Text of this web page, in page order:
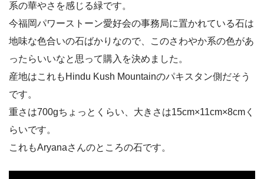
系の華やさを感じる緑です。
今福岡パワーストーン愛好会の事務局に置かれている石は
地味な色合いの石ばかりなので、このさわやか系の色があ
ったらいいなと思って購入を決めました。
産地はこれもHindu Kush Mountainのパキスタン側だそう
です。
重さは700gちょっとくらい、大きさは15cm×11cm×8cmく
らいです。
これもAryanaさんのところの石です。